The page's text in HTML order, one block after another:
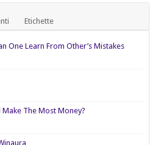
Etichette
One Learn From Other’s Mistakes
Make The Most Money?